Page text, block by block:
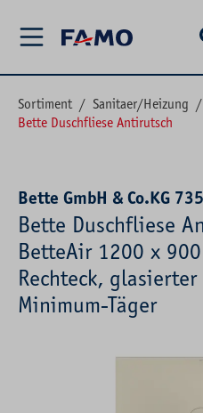
Sortiment / Sanitaer/Heizung /
Bette Duschfliese Antirutsch
Bette GmbH & Co.KG
Bette Duschfliese
BetteAir 1200 x
Rechteck,
Minimum-Täger